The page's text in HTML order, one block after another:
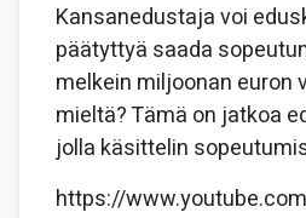
Kansanedustaja voi
päätyttyä saada
melkein miljoonan euron
mieltä? Tämä on jatkoa
jolla käsittelin
https://